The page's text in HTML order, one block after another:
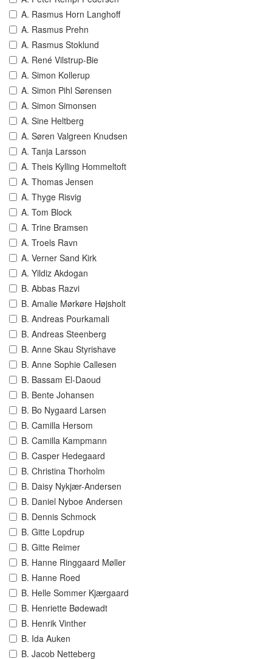
A. Rasmus Horn Langhoff
A. Rasmus Prehn
A. Rasmus Stoklund
A. René Vilstrup-Bie
A. Simon Kollerup
A. Simon Pihl Sørensen
A. Simon Simonsen
A. Sine Heltberg
A. Søren Valgreen Knudsen
A. Tanja Larsson
A. Theis Kylling Hommeltoft
A. Thomas Jensen
A. Thyge Risvig
A. Tom Block
A. Trine Bramsen
A. Troels Ravn
A. Verner Sand Kirk
A. Yildiz Akdogan
B. Abbas Razvi
B. Amalie Mørkøre Højsholt
B. Andreas Pourkamali
B. Andreas Steenberg
B. Anne Skau Styrishave
B. Anne Sophie Callesen
B. Bassam El-Daoud
B. Bente Johansen
B. Bo Nygaard Larsen
B. Camilla Hersom
B. Camilla Kampmann
B. Casper Hedegaard
B. Christina Thorholm
B. Daisy Nykjær-Andersen
B. Daniel Nyboe Andersen
B. Dennis Schmock
B. Gitte Lopdrup
B. Gitte Reimer
B. Hanne Ringgaard Møller
B. Hanne Roed
B. Helle Sommer Kjærgaard
B. Henriette Bødewadt
B. Henrik Vinther
B. Ida Auken
B. Jacob Netteberg